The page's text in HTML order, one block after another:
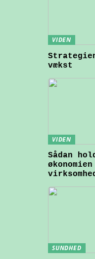
VIDEN
vækst
VIDEN
Sådan
SUNDHED